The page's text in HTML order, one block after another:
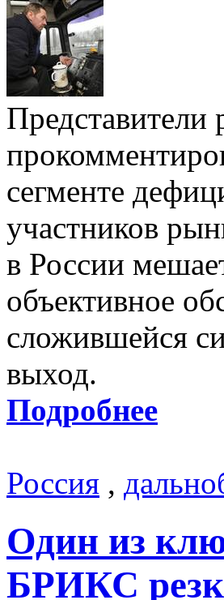
Представители
сегменте
участников
в России
объективное
сложившейся
выход.
Подробнее
Россия ,
Один из
БРИКС